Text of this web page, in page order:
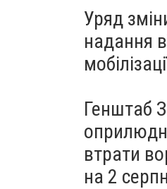
Уряд
надання
Генштаб
втрати
на 2